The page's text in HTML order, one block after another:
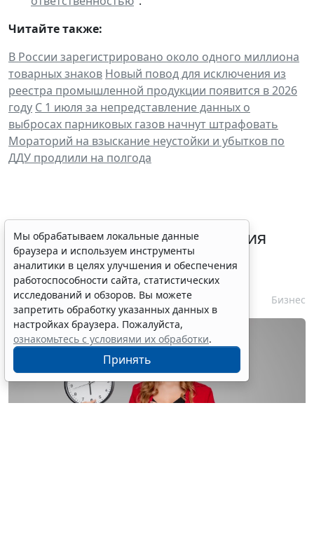
Читайте также:
В России зарегистрировано около одного миллиона
товарных знаков Новый повод для исключения из
реестра промышленной продукции появится в 2026
году С 1 июля за непредставление данных о
выбросах парниковых газов начнут штрафовать
Мораторий на взыскание неустойки и убытков по
ДДУ продлили на полгода
Срок согласования заключения
контракта с единственным
контрагентом сократили
7 августа 2026 16:55 Бизнес
Мы обрабатываем локальные данные
браузера и используем инструменты
аналитики в целях улучшения и обеспечения
работоспособности сайта, статистических
исследований и обзоров. Вы можете
запретить обработку указанных данных в
настройках браузера. Пожалуйста,
ознакомьтесь с условиями их обработки.
Принять